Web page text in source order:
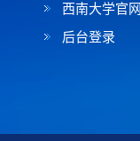
西南大学官
后台登录